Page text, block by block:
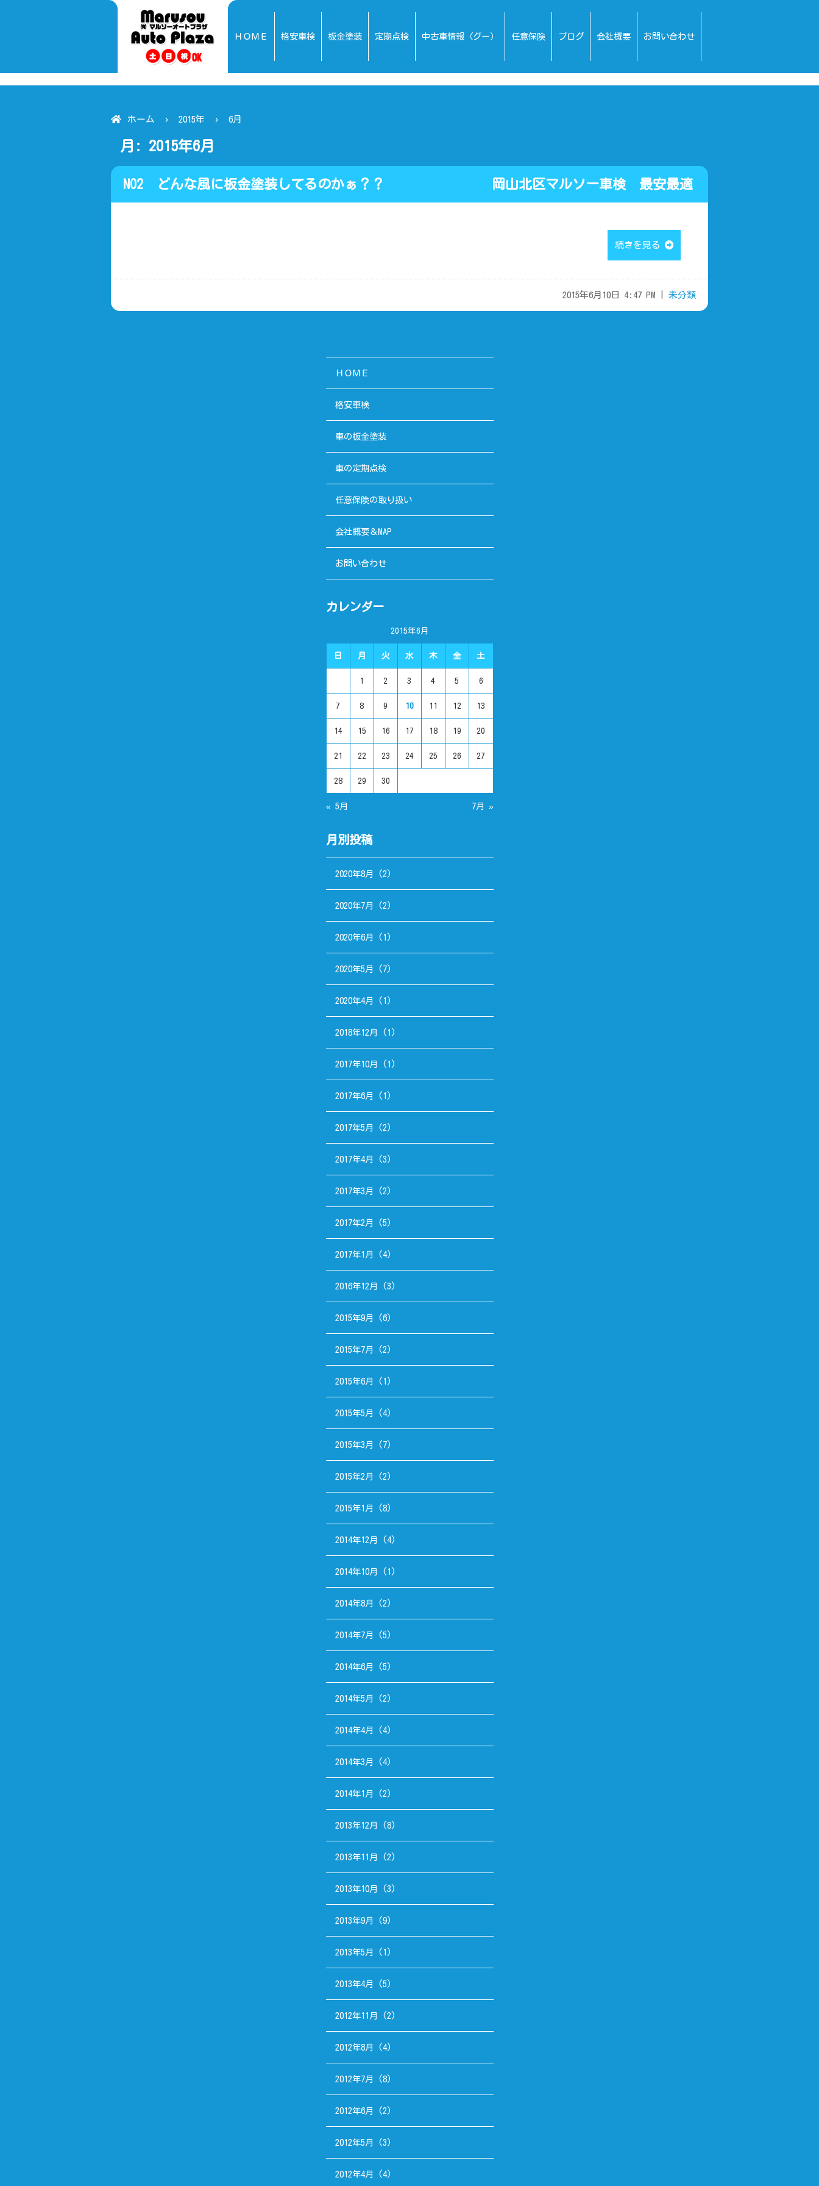
ＨＯＭＥ 格安車検 板金塗装 定期点検 中古車情報（グー） 任意保険 ブログ 会社概要 お問い合わせ
ホーム 2015年 6月
月: 2015年6月
NO2 どんな風に板金塗装してるのかぁ？？ 岡山北区マルソー車検 最安最適
続きを見る
2015年6月10日 4:47 PM | 未分類
ＨＯＭＥ
格安車検
車の板金塗装
車の定期点検
任意保険の取り扱い
会社概要＆MAP
お問い合わせ
カレンダー
2015年6月
日 月 火 水 木 金 土
1 2 3 4 5 6
7 8 9 10 11 12 13
14 15 16 17 18 19 20
21 22 23 24 25 26 27
28 29 30
« 5月 7月 »
月別投稿
2020年8月 (2)
2020年7月 (2)
2020年6月 (1)
2020年5月 (7)
2020年4月 (1)
2018年12月 (1)
2017年10月 (1)
2017年6月 (1)
2017年5月 (2)
2017年4月 (3)
2017年3月 (2)
2017年2月 (5)
2017年1月 (4)
2016年12月 (3)
2015年9月 (6)
2015年7月 (2)
2015年6月 (1)
2015年5月 (4)
2015年3月 (7)
2015年2月 (2)
2015年1月 (8)
2014年12月 (4)
2014年10月 (1)
2014年8月 (2)
2014年7月 (5)
2014年6月 (5)
2014年5月 (2)
2014年4月 (4)
2014年3月 (4)
2014年1月 (2)
2013年12月 (8)
2013年11月 (2)
2013年10月 (3)
2013年9月 (9)
2013年5月 (1)
2013年4月 (5)
2012年11月 (2)
2012年8月 (4)
2012年7月 (8)
2012年6月 (2)
2012年5月 (3)
2012年4月 (4)